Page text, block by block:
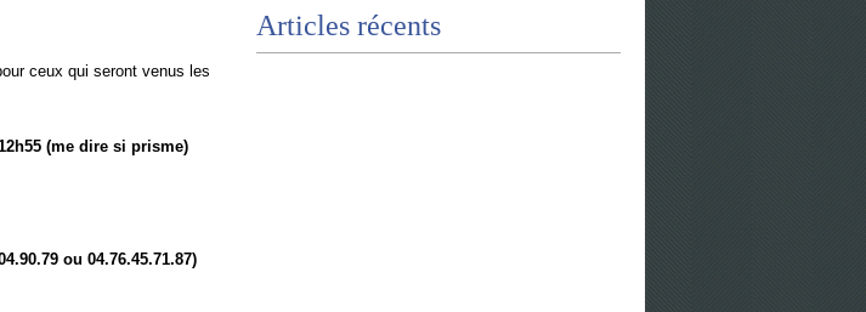
ceux qui seront venus les
(me dire si prisme)
ou 04.76.45.71.87)
Articles récents